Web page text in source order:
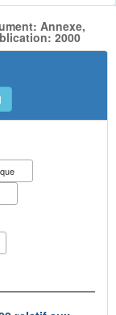
Annexe,
2000